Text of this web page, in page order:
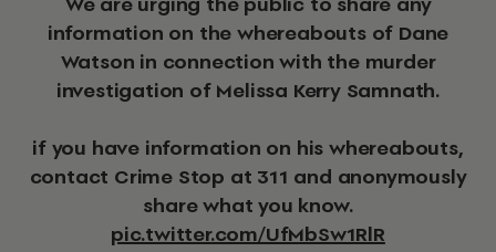
information on the whereabouts of Dane
Watson in connection with the murder
investigation of Melissa Kerry Samnath.
if you have information on his whereabouts,
contact Crime Stop at 311 and anonymously
share what you know.
pic.twitter.com/UfMbSw1RlR